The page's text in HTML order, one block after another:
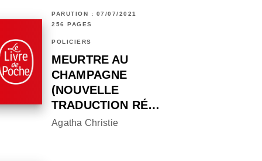
PARUTION : 07/07/2021
256 PAGES
POLICIERS
MEURTRE AU
CHAMPAGNE
(NOUVELLE
TRADUCTION RÉ…
Agatha Christie